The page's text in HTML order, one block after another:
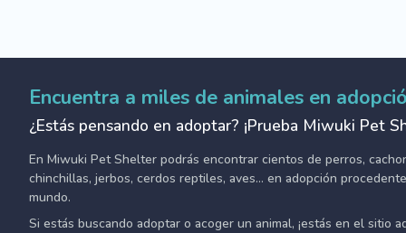
Encuentra a miles de animales en
¿Estás pensando en adoptar? ¡Prueba Miwuki Pet
En Miwuki Pet Shelter podrás encontrar cientos de perros,
chinchillas, jerbos, cerdos reptiles, aves... en adopción
mundo.
Si estás buscando adoptar o acoger un animal, ¡estás en el sitio